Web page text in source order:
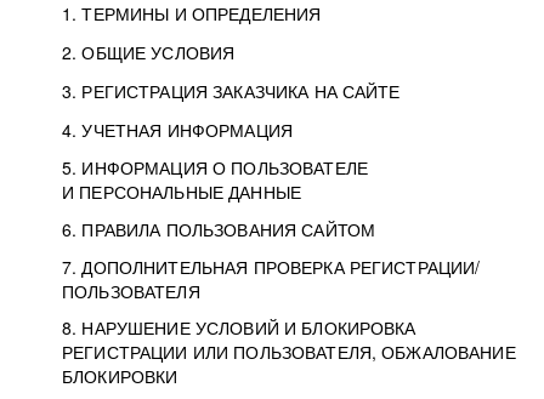
1. ТЕРМИНЫ И ОПРЕДЕЛЕНИЯ
2. ОБЩИЕ УСЛОВИЯ
3. РЕГИСТРАЦИЯ ЗАКАЗЧИКА НА САЙТЕ
4. УЧЕТНАЯ ИНФОРМАЦИЯ
5. ИНФОРМАЦИЯ О ПОЛЬЗОВАТЕЛЕ
И ПЕРСОНАЛЬНЫЕ ДАННЫЕ
6. ПРАВИЛА ПОЛЬЗОВАНИЯ САЙТОМ
7. ДОПОЛНИТЕЛЬНАЯ ПРОВЕРКА РЕГИСТРАЦИИ/
ПОЛЬЗОВАТЕЛЯ
8. НАРУШЕНИЕ УСЛОВИЙ И БЛОКИРОВКА
РЕГИСТРАЦИИ ИЛИ ПОЛЬЗОВАТЕЛЯ, ОБЖАЛОВАНИЕ
БЛОКИРОВКИ